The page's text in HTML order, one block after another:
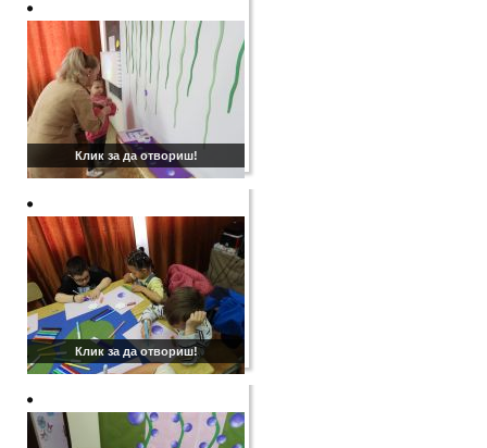
Клик за да отвориш!
Клик за да отвориш!